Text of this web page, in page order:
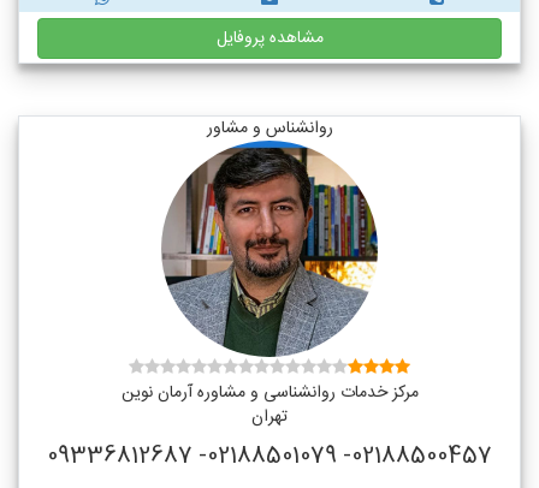
مشاهده پروفایل
روانشناس و مشاور
مرکز خدمات روانشناسی و مشاوره آرمان نوین
تهران
02188500457- 02188501079- 09336812687